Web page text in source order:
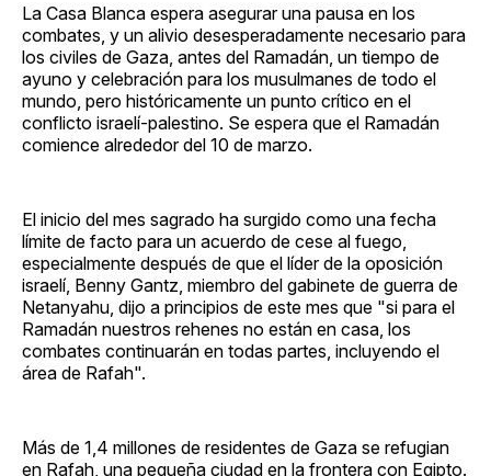
La Casa Blanca espera asegurar una pausa en los
combates, y un alivio desesperadamente necesario para
los civiles de Gaza, antes del Ramadán, un tiempo de
ayuno y celebración para los musulmanes de todo el
mundo, pero históricamente un punto crítico en el
conflicto israelí-palestino. Se espera que el Ramadán
comience alrededor del 10 de marzo.
El inicio del mes sagrado ha surgido como una fecha
límite de facto para un acuerdo de cese al fuego,
especialmente después de que el líder de la oposición
israelí, Benny Gantz, miembro del gabinete de guerra de
Netanyahu, dijo a principios de este mes que "si para el
Ramadán nuestros rehenes no están en casa, los
combates continuarán en todas partes, incluyendo el
área de Rafah".
Más de 1,4 millones de residentes de Gaza se refugian
en Rafah, una pequeña ciudad en la frontera con Egipto.